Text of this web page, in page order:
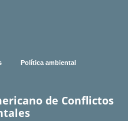
Política ambiental
de Conflictos